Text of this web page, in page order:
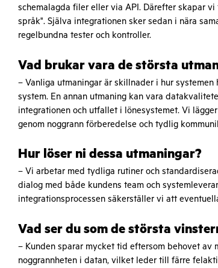
schemalagda filer eller via API. Därefter skapar
språk". Själva integrationen sker sedan i nära
regelbundna tester och kontroller.
Vad brukar vara de största
– Vanliga utmaningar är skillnader i hur
system. En annan utmaning kan vara
integrationen och utfallet i lönesystemet. Vi
genom noggrann förberedelse och tydlig
Hur löser ni dessa utmaningar?
– Vi arbetar med tydliga rutiner och
dialog med både kundens team och
integrationsprocessen säkerställer vi att
Vad ser du som de största
– Kunden sparar mycket tid eftersom behovet av
noggrannheten i datan, vilket leder till färre